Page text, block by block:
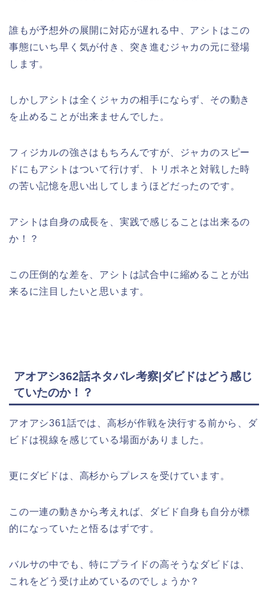
誰もが予想外の展開に対応が遅れる中、アシトはこの
事態にいち早く気が付き、突き進むジャカの元に登場
します。
しかしアシトは全くジャカの相手にならず、その動き
を止めることが出来ませんでした。
フィジカルの強さはもちろんですが、ジャカのスピー
ドにもアシトはついて行けず、トリポネと対戦した時
の苦い記憶を思い出してしまうほどだったのです。
アシトは自身の成長を、実践で感じることは出来るの
か！？
この圧倒的な差を、アシトは試合中に縮めることが出
来るに注目したいと思います。
アオアシ362話ネタバレ考察|ダビドはどう感じ
ていたのか！？
アオアシ361話では、高杉が作戦を決行する前から、ダ
ビドは視線を感じている場面がありました。
更にダビドは、高杉からプレスを受けています。
この一連の動きから考えれば、ダビド自身も自分が標
的になっていたと悟るはずです。
バルサの中でも、特にプライドの高そうなダビドは、
これをどう受け止めているのでしょうか？